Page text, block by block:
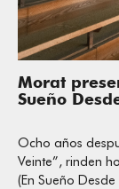
Morat
Sueño
Ocho años
Veinte”, rinden
(En Sueño